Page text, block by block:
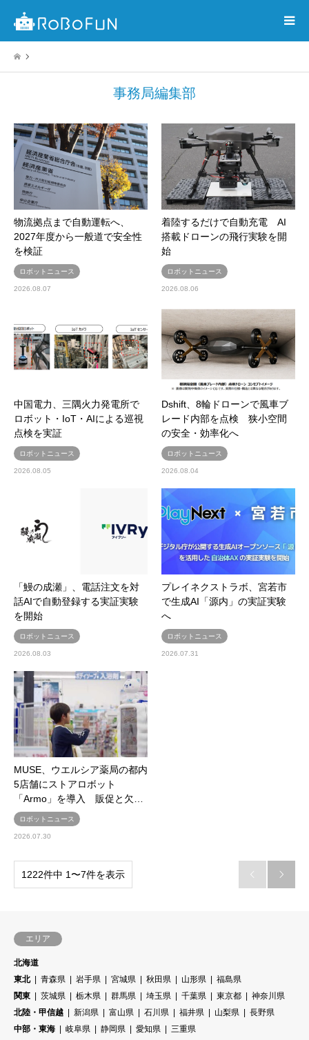
事務局編集部
物流拠点まで自動運転へ、
2027年度から一般道で安全性
を検証
ロボットニュース
2026.08.07
着陸するだけで自動充電 AI
搭載ドローンの飛行実験を開
始
ロボットニュース
2026.08.06
中国電力、三隅火力発電所で
ロボット・IoT・AIによる巡視
点検を実証
ロボットニュース
2026.08.05
Dshift、8輪ドローンで風車ブ
レード内部を点検 狭小空間
の安全・効率化へ
ロボットニュース
2026.08.04
「鰻の成瀬」、電話注文を対
話AIで自動登録する実証実験
を開始
ロボットニュース
2026.08.03
プレイネクストラボ、宮若市
で生成AI「源内」の実証実験
へ
ロボットニュース
2026.07.31
MUSE、ウエルシア薬局の都内
5店舗にストアロボット
「Armo」を導入 販促と欠…
ロボットニュース
2026.07.30
1222件中 1〜7件を表示  
エリア
北海道
東北
青森県 岩手県 宮城県 秋田県 山形県
福島県
関東
茨城県 栃木県 群馬県 埼玉県 千葉県 東京都
神奈川県
北陸・甲信越
新潟県 富山県 石川県 福井県 山梨県
長野県
中部・東海
岐阜県 静岡県 愛知県
三重県